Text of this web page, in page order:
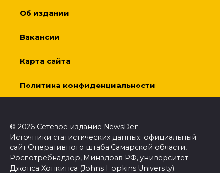
Об издании
Вакансии
Карта сайта
Политика конфиденциальности
© 2026 Сетевое издание NewsDen
Источники статистических данных: официальный
сайт Оперативного штаба Самарской области,
Роспотребнадзор, Минздрав РФ, университет
Джонса Хопкинса (Johns Hopkins University).